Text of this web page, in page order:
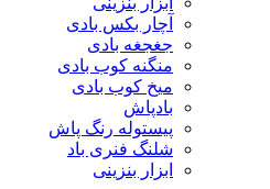
آچار بکس بادی
جغجغه بادی
منگنه کوب بادی
میخ کوب بادی
بادپاش
پیستوله رنگ پاش
شلنگ فنری باد
ابزار بنزینی